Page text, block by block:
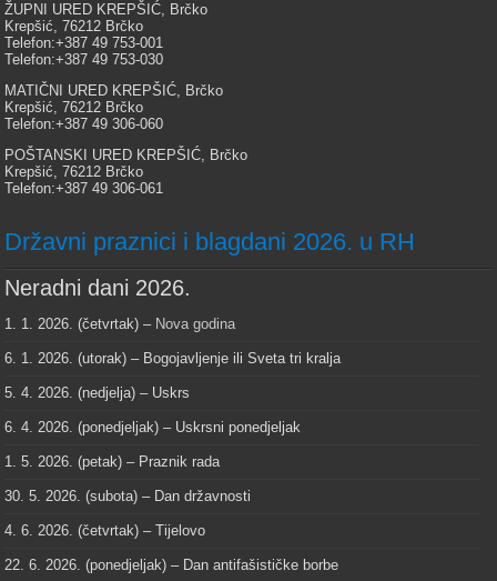
ŽUPNI URED KREPŠIĆ, Brčko
Krepšić, 76212 Brčko
Telefon:+387 49 753-001
Telefon:+387 49 753-030
MATIČNI URED KREPŠIĆ, Brčko
Krepšić, 76212 Brčko
Telefon:+387 49 306-060
POŠTANSKI URED KREPŠIĆ, Brčko
Krepšić, 76212 Brčko
Telefon:+387 49 306-061
Državni praznici i blagdani 2026. u RH
Neradni dani 2026.
1. 1. 2026. (četvrtak) – Nova godina
6. 1. 2026. (utorak) – Bogojavljenje ili Sveta tri kralja
5. 4. 2026. (nedjelja) – Uskrs
6. 4. 2026. (ponedjeljak) – Uskrsni ponedjeljak
1. 5. 2026. (petak) – Praznik rada
30. 5. 2026. (subota) – Dan državnosti
4. 6. 2026. (četvrtak) – Tijelovo
22. 6. 2026. (ponedjeljak) – Dan antifašističke borbe